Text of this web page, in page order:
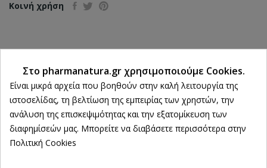
Κοινή χρήση
Δωρεάν Αποστολή άνω των 39€
ΔΩΡΕΑΝ Αντικαταβολή
100% Επιστροφή χρημάτων
εντός 14 ημερών
Άμεση Παραλαβή
από 2 Φυσικά Καταστήματα
Στο pharmanatura.gr χρησιμοποιούμε Cookies.
Είναι μικρά αρχεία που βοηθούν στην καλή λειτουργία της
ιστοσελίδας, τη βελτίωση της εμπειρίας των χρηστών, την
ανάλυση της επισκεψιμότητας και την εξατομίκευση των
διαφημίσεών μας. Μπορείτε να διαβάσετε περισσότερα στην
Πολιτική Cookies